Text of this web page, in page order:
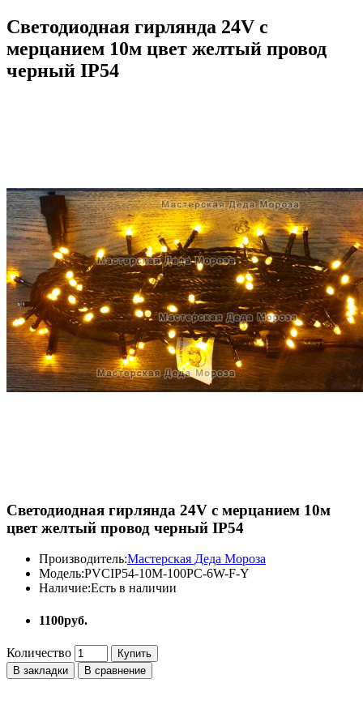
Светодиодная гирлянда 24V с
мерцанием 10м цвет желтый провод
черный IP54
Светодиодная гирлянда 24V с мерцанием 10м
цвет желтый провод черный IP54
Производитель:Мастерская Деда Мороза
Модель:PVCIP54-10M-100PC-6W-F-Y
Наличие:Есть в наличии
1100руб.
Количество
Купить
В закладки
В сравнение